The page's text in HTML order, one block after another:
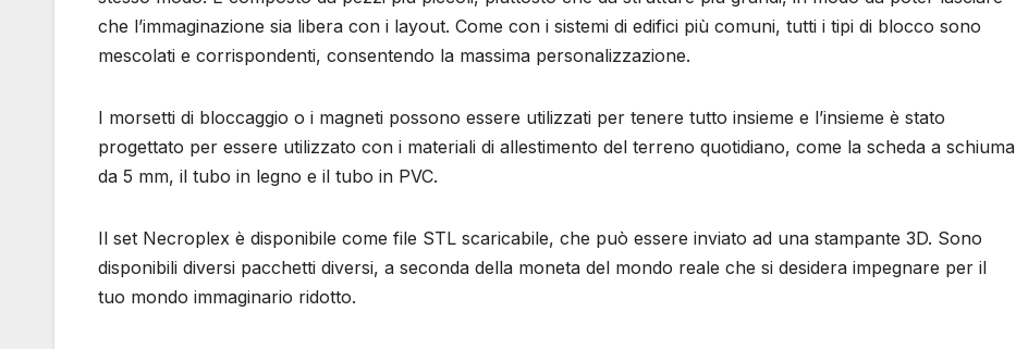
che l’immaginazione sia libera con i layout. Come con i sistemi di edifici più comuni, tutti i tipi di blocco sono
mescolati e corrispondenti, consentendo la massima personalizzazione.
I morsetti di bloccaggio o i magneti possono essere utilizzati per tenere tutto insieme e l’insieme è stato
progettato per essere utilizzato con i materiali di allestimento del terreno quotidiano, come la scheda a schiuma
da 5 mm, il tubo in legno e il tubo in PVC.
Il set Necroplex è disponibile come file STL scaricabile, che può essere inviato ad una stampante 3D. Sono
disponibili diversi pacchetti diversi, a seconda della moneta del mondo reale che si desidera impegnare per il
tuo mondo immaginario ridotto.